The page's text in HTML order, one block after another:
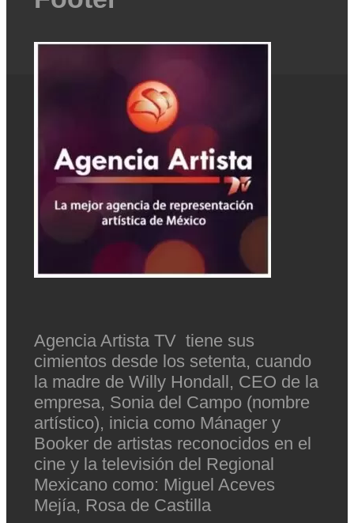
Agencia Artista TV tiene sus
cimientos desde los setenta, cuando
la madre de Willy Hondall, CEO de la
empresa, Sonia del Campo (nombre
artístico), inicia como Mánager y
Booker de artistas reconocidos en el
cine y la televisión del Regional
Mexicano como: Miguel Aceves
Mejía, Rosa de Castilla